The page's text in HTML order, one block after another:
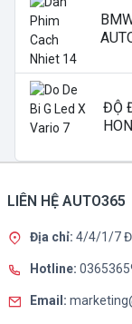
ĐỘ
LIÊN HỆ AUTO365
Địa chỉ: 4/4/1/7
Hotline:
Email: